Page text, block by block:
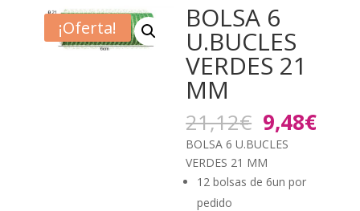
¡Oferta! BOLSA 6
U.BUCLES
VERDES 21
MM
21,12€ El
precio
original
era:
21,12€.
9,48€El
BOLSA 6 U.BUCLES
VERDES 21 MM
12 bolsas de 6un por
pedido